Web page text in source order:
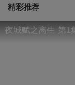
精彩推荐
夜城赋之离生 第1